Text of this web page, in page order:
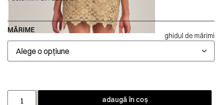
MĂRIME
ghidul de mărimi
adaugă în coș